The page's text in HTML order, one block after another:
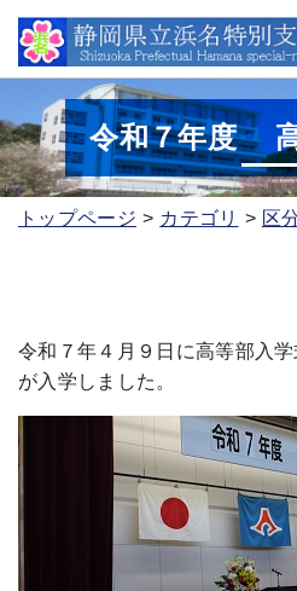
令和７年度
トップページ カテゴリ 区
令和７年４月９日に高等部入
が入学しました。